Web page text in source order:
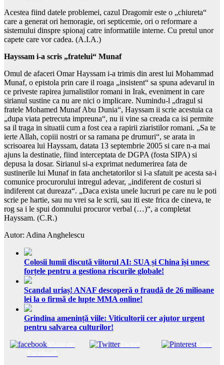
Acestea fiind datele problemei, cazul Dragomir este o „chiureta“
care a generat ori hemoragie, ori septicemie, ori o reformare a
sistemului dinspre spionaj catre informatiile interne. Cu pretul unor
capete care vor cadea. (A.I.A.)
Hayssam i-a scris „fratelui“ Munaf
Omul de afaceri Omar Hayssam i-a trimis din arest lui Mohammad
Munaf, o epistola prin care il roaga „insistent“ sa spuna adevarul in
ce priveste rapirea jurnalistilor romani in Irak, eveniment in care
sirianul sustine ca nu are nici o implicare. Numindu-l „dragul si
fratele Mohamed Munaf Abu Dunia“, Hayssam ii scrie acestuia ca
„dupa viata petrecuta impreuna“, nu ii vine sa creada ca isi permite
sa il traga in situatii cum a fost cea a rapirii ziaristilor romani. „Sa te
ierte Allah, copiii nostri or sa ramana pe drumuri“, se arata in
scrisoarea lui Hayssam, datata 13 septembrie 2005 si care n-a mai
ajuns la destinatie, fiind interceptata de DGPA (fosta SIPA) si
depusa la dosar. Sirianul si-a exprimat nedumerirea fata de
sustinerile lui Munaf in fata anchetatorilor si l-a sfatuit pe acesta sa-i
comunice procurorului intregul adevar, „indiferent de costuri si
indiferent cat dureaza“. „Daca exista unele lucruri pe care nu le poti
scrie pe hartie, sau nu vrei sa le scrii, sau iti este frica de cineva, te
rog sa i le spui domnului procuror verbal (…)“, a completat
Hayssam. (C.R.)
Autor: Adina Anghelescu
Colosii lumii discută viitorul AI: SUA și China își unesc
forțele pentru a gestiona riscurile globale!
Scandal uriaș! ANAF descoperă o fraudă de 26 milioane
lei la o firmă de lupte MMA online!
Grindina amenință viile: Viticultorii cer ajutor urgent
pentru salvarea culturilor!
Tweet Save